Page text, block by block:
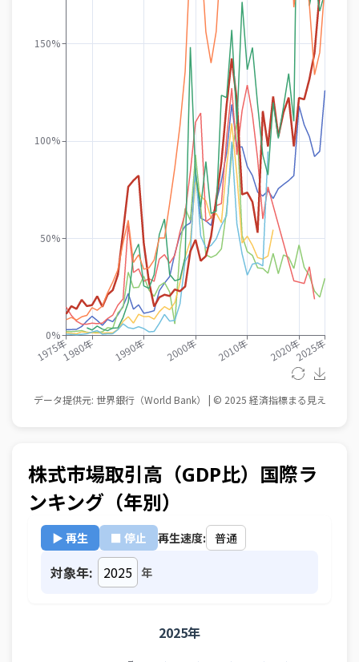
株式市場取引高（GDP比）国際ラ
ンキング（年別）
▶ 再生 ■ 停止 再生速度:
対象年: 年